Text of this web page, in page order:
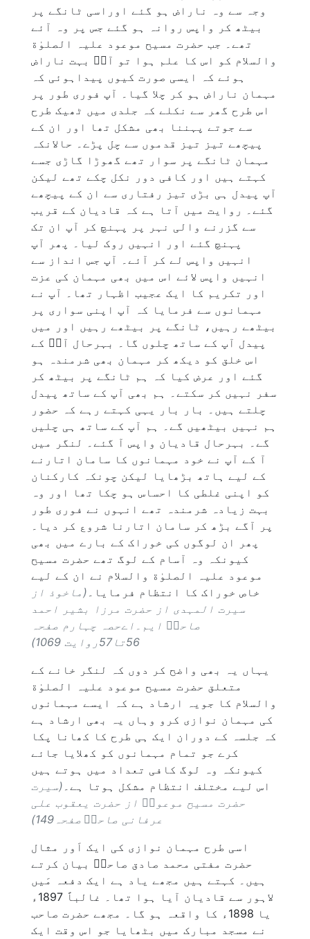
وجہ سے وہ ناراض ہو گئے اوراسی ٹانگے پر
بیٹھ کر واپس روانہ ہو گئے جس پر وہ آئے
تھے۔ جب حضرت مسیح موعود علیہ الصلوٰة
والسلام کو اس کا علم ہوا تو آپؑ بہت ناراض
ہوئے کہ ایسی صورت کیوں پیداہوئی کہ
مہمان ناراض ہو کر چلا گیا۔ آپ فوری طور پر
اس طرح گھر سے نکلے کہ جلدی میں ٹھیک طرح
سے جوتے پہننا بھی مشکل تھا اور ان کے
پیچھے تیز تیز قدموں سے چل پڑے۔ حالانکہ
مہمان ٹانگے پر سوار تھے گھوڑا گاڑی جسے
کہتے ہیں اور کافی دور نکل چکے تھے لیکن
آپ پیدل ہی بڑی تیز رفتاری سے ان کے پیچھے
گئے۔ روایت میں آتا ہے کہ قادیان کے قریب
سے گزرنے والی نہر پر پہنچ کر آپ ان تک
پہنچ گئے اور انہیں روک لیا۔ پھر آپ
انہیں واپس لے کر آئے۔ آپ جس انداز سے
انہیں واپس لائے اس میں بھی مہمان کی عزت
اور تکریم کا ایک عجیب اظہار تھا۔ آپ نے
مہمانوں سے فرمایا کہ آپ اپنی سواری پر
بیٹھے رہیں، ٹانگے پر بیٹھے رہیں اور میں
پیدل آپ کے ساتھ چلوں گا۔ بہرحال آپؑ کے
اس خلق کو دیکھ کر مہمان بھی شرمندہ ہو
گئے اور عرض کیا کہ ہم ٹانگے پر بیٹھ کر
سفر نہیں کر سکتے۔ ہم بھی آپ کے ساتھ پیدل
چلتے ہیں۔ بار بار یہی کہتے رہے کہ حضور
ہم نہیں بیٹھیں گے۔ ہم آپ کے ساتھ ہی چلیں
گے۔ بہرحال قادیان واپس آ گئے۔ لنگر میں
آ کے آپ نے خود مہمانوں کا سامان اتارنے
کے لیے ہاتھ بڑھایا لیکن چونکہ کارکنان
کو اپنی غلطی کا احساس ہو چکا تھا اور وہ
بہت زیادہ شرمندہ تھے انہوں نے فوری طور
پر آگے بڑھ کر سامان اتارنا شروع کر دیا۔
پھر ان لوگوں کی خوراک کے بارے میں بھی
کیونکہ وہ آسام کے لوگ تھے حضرت مسیح
موعود علیہ الصلوٰة والسلام نے ان کے لیے
خاص خوراک کا انتظام فرمایا۔ (ماخوذ از
سیرت المہدی از حضرت مرزا بشیر احمد
صاحبؓ ایم۔اےحصہ چہارم صفحہ
56تا57روایت 1069)
یہاں یہ بھی واضح کر دوں کہ لنگر خانے کے
متعلق حضرت مسیح موعود علیہ الصلوٰة
والسلام کا جویہ ارشاد ہے کہ ایسے مہمانوں
کی مہمان نوازی کرو وہاں یہ بھی ارشاد ہے
کہ جلسہ کے دوران ایک ہی طرح کا کھانا پکا
کرے جو تمام مہمانوں کو کھلایا جائے
کیونکہ وہ لوگ کافی تعداد میں ہوتے ہیں
اس لیے مختلف انتظام مشکل ہوتا ہے۔ (سیرت
حضرت مسیح موعودؑ از حضرت یعقوب علی
عرفانی صاحبؓ صفحہ149)
اسی طرح مہمان نوازی کی ایک اَور مثال
حضرت مفتی محمد صادق صاحبؓ بیان کرتے
ہیں۔ کہتے ہیں مجھے یاد ہے ایک دفعہ مَیں
لاہور سے قادیان آیا ہوا تھا۔ غالباً 1897ء
یا 1898ء کا واقعہ ہو گا۔ مجھے حضرت صاحب
نے مسجد مبارک میں بٹھایا جو اس وقت ایک